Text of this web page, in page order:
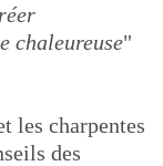
chaleureuse"
les charpentes
des